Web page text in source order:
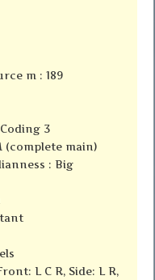
m : 189
3
(complete main)
: Big
L C R, Side: L R,